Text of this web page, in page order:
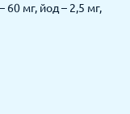
60 мг, йод – 2,5 мг,